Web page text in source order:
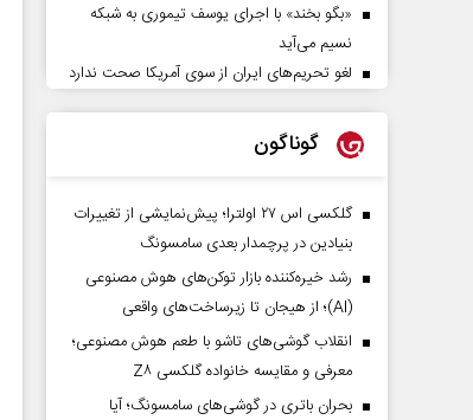
«بگو بخند» با اجرای یوسف تیموری به شبکه
نسیم می‌آید
لغو تحریم‌های ایران از سوی آمریکا صحت ندارد
گوناگون
گلکسی اس ۲۷ اولترا؛ پیش‌نمایشی از تغییرات
بنیادین در پرچمدار بعدی سامسونگ
رشد خیره‌کننده بازار توکن‌های هوش مصنوعی
(AI)؛ از هیجان تا زیرساخت‌های واقعی
انقلاب گوشی‌های تاشو‌ با طعم هوش مصنوعی؛
معرفی و مقایسه خانواده گلکسی Z۸
بحران باتری در گوشی‌های سامسونگ؛ آیا